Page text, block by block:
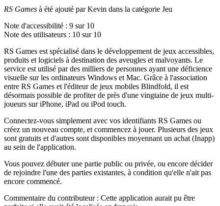
RS Games à été ajouté par Kevin dans la catégorie Jeu
Note d'accessibilité : 9 sur 10
Note des utilisateurs : 10 sur 10
RS Games est spécialisé dans le développement de jeux accessibles,
produits et logiciels à destination des aveugles et malvoyants. Le
service est utilisé par des milliers de personnes ayant une déficience
visuelle sur les ordinateurs Windows et Mac. Grâce à l'association
entre RS Games et l'éditeur de jeux mobiles Blindfold, il est
désormais possible de profiter de près d'une vingtaine de jeux multi-
joueurs sur iPhone, iPad ou iPod touch.
Connectez-vous simplement avec vos identifiants RS Games ou
créez un nouveau compte, et commencez à jouer. Plusieurs des jeux
sont gratuits et d'autres sont disponibles moyennant un achat (Inapp)
au sein de l'application.
Vous pouvez débuter une partie public ou privée, ou encore décider
de rejoindre l'une des parties existantes, à condition qu'elle n'ait pas
encore commencé.
Commentaire du contributeur : Cette application aurait pu être